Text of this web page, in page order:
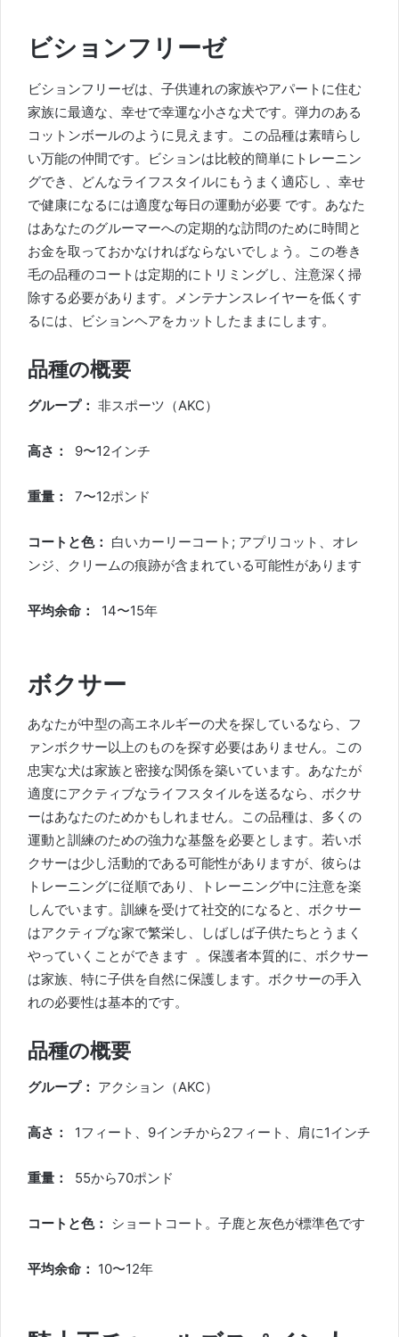
ビションフリーゼ
ビションフリーゼは、子供連れの家族やアパートに住む
家族に最適な、幸せで幸運な小さな犬です。弾力のある
コットンボールのように見えます。この品種は素晴らし
い万能の仲間です。ビションは比較的簡単にトレーニン
グでき、どんなライフスタイルにもうまく適応し 、幸せ
で健康になるには適度な毎日の運動が必要 です。あなた
はあなたのグルーマーへの定期的な訪問のために時間と
お金を取っておかなければならないでしょう。この巻き
毛の品種のコートは定期的にトリミングし、注意深く掃
除する必要があります。メンテナンスレイヤーを低くす
るには、ビションヘアをカットしたままにします。
品種の概要
グループ： 非スポーツ（AKC）
高さ： 9〜12インチ
重量： 7〜12ポンド
コートと色： 白いカーリーコート; アプリコット、オレ
ンジ、クリームの痕跡が含まれている可能性があります
平均余命： 14〜15年
ボクサー
あなたが中型の高エネルギーの犬を探しているなら、フ
ァンボクサー以上のものを探す必要はありません。この
忠実な犬は家族と密接な関係を築いています。あなたが
適度にアクティブなライフスタイルを送るなら、ボクサ
ーはあなたのためかもしれません。この品種は、多くの
運動と訓練のための強力な基盤を必要とします。若いボ
クサーは少し活動的である可能性がありますが、彼らは
トレーニングに従順であり、トレーニング中に注意を楽
しんでいます。訓練を受けて社交的になると、ボクサー
はアクティブな家で繁栄し、しばしば子供たち とうまく
やっていくことができます 。保護者本質的に、ボクサー
は家族、特に子供を自然に保護します。ボクサーの手入
れの必要性は基本的です。
品種の概要
グループ： アクション（AKC）
高さ： 1フィート、9インチから2フィート、肩に1インチ
重量： 55から70ポンド
コートと色： ショートコート。子鹿と灰色が標準色です
平均余命： 10〜12年